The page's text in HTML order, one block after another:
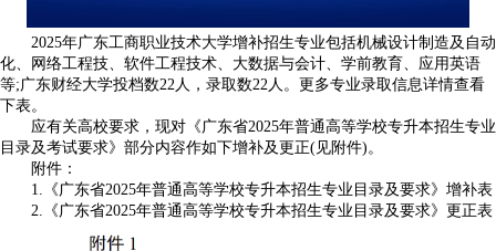
2025年广东工商职业技术大学增补招生专业包括机械设计制造及自动
化、网络工程技、软件工程技术、大数据与会计、学前教育、应用英语
等;广东财经大学投档数22人，录取数22人。更多专业录取信息详情查看
下表。
应有关高校要求，现对《广东省2025年普通高等学校专升本招生专业
目录及考试要求》部分内容作如下增补及更正(见附件)。
附件：
1.《广东省2025年普通高等学校专升本招生专业目录及要求》增补表
2.《广东省2025年普通高等学校专升本招生专业目录及要求》更正表